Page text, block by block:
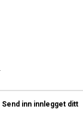
Send inn innlegget ditt